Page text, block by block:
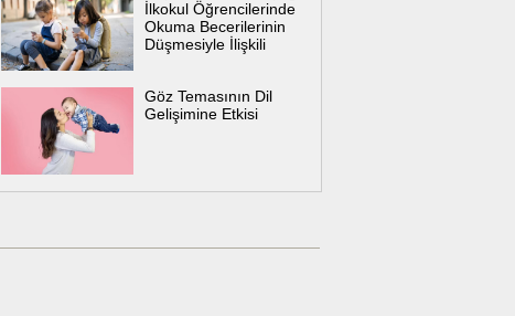
İlkokul Öğrencilerinde
Okuma Becerilerinin
Düşmesiyle İlişkili
Göz Temasının Dil
Gelişimine Etkisi